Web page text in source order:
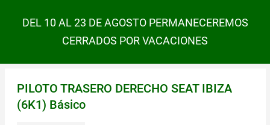
DEL 10 AL 23 DE AGOSTO PERMANECEREMOS
CERRADOS POR VACACIONES
PILOTO TRASERO DERECHO SEAT IBIZA
(6K1) Básico